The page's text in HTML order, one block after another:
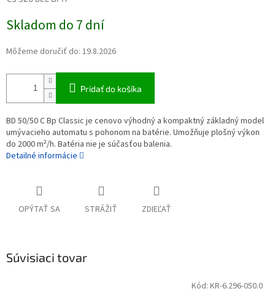
Skladom do 7 dní
Môžeme doručiť do: 19.8.2026
Pridať do košíka
BD 50/50 C Bp Classic je cenovo výhodný a kompaktný základný model
umývacieho automatu s pohonom na batérie. Umožňuje plošný výkon
do 2000 m²/h. Batéria nie je súčasťou balenia.
Detailné informácie
OPÝTAŤ SA STRÁŽIŤ ZDIEĽAŤ
Súvisiaci tovar
Kód: KR-6.296-050.0